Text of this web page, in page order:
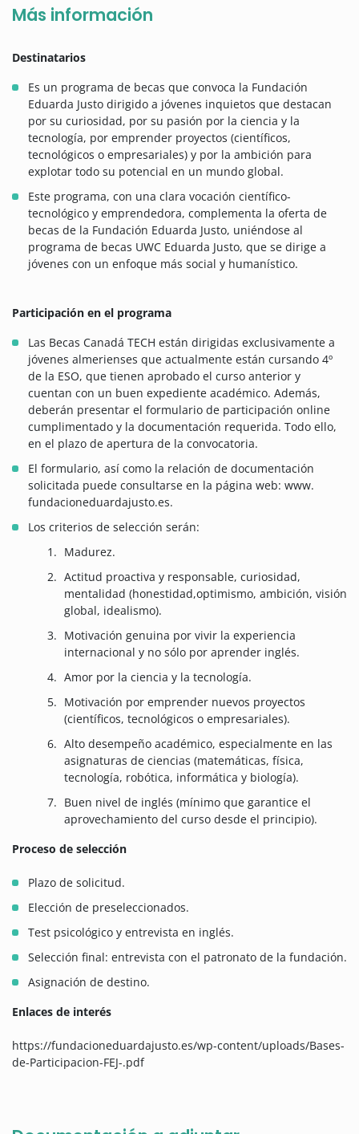
Más información
Destinatarios
Es un programa de becas que convoca la Fundación
Eduarda Justo dirigido a jóvenes inquietos que destacan
por su curiosidad, por su pasión por la ciencia y la
tecnología, por emprender proyectos (científicos,
tecnológicos o empresariales) y por la ambición para
explotar todo su potencial en un mundo global.
Este programa, con una clara vocación científico-
tecnológico y emprendedora, complementa la oferta de
becas de la Fundación Eduarda Justo, uniéndose al
programa de becas UWC Eduarda Justo, que se dirige a
jóvenes con un enfoque más social y humanístico.
Participación en el programa
Las Becas Canadá TECH están dirigidas exclusivamente a
jóvenes almerienses que actualmente están cursando 4º
de la ESO, que tienen aprobado el curso anterior y
cuentan con un buen expediente académico. Además,
deberán presentar el formulario de participación online
cumplimentado y la documentación requerida. Todo ello,
en el plazo de apertura de la convocatoria.
El formulario, así como la relación de documentación
solicitada puede consultarse en la página web: www.
fundacioneduardajusto.es.
Los criterios de selección serán:
Madurez.
Actitud proactiva y responsable, curiosidad,
mentalidad (honestidad,optimismo, ambición, visión
global, idealismo).
Motivación genuina por vivir la experiencia
internacional y no sólo por aprender inglés.
Amor por la ciencia y la tecnología.
Motivación por emprender nuevos proyectos
(científicos, tecnológicos o empresariales).
Alto desempeño académico, especialmente en las
asignaturas de ciencias (matemáticas, física,
tecnología, robótica, informática y biología).
Buen nivel de inglés (mínimo que garantice el
aprovechamiento del curso desde el principio).
Proceso de selección
Plazo de solicitud.
Elección de preseleccionados.
Test psicológico y entrevista en inglés.
Selección final: entrevista con el patronato de la fundación.
Asignación de destino.
Enlaces de interés
https://fundacioneduardajusto.es/wp-content/uploads/Bases-
de-Participacion-FEJ-.pdf